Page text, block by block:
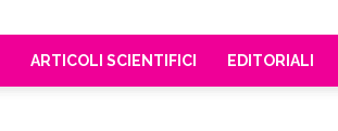
ARTICOLI SCIENTIFICI EDITORIALI